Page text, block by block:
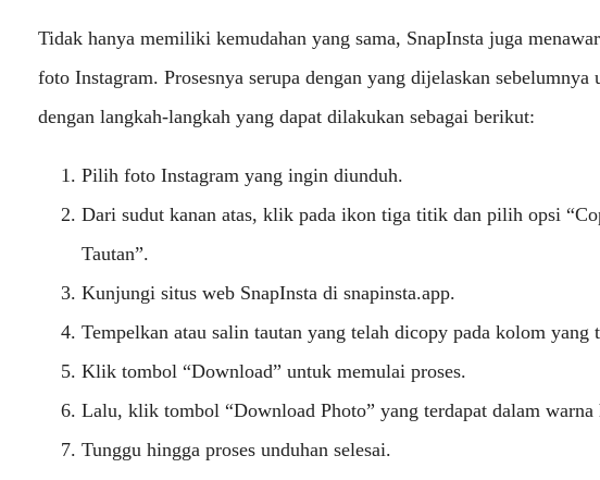
Tidak hanya memiliki kemudahan yang sama, SnapInsta juga
foto Instagram. Prosesnya serupa dengan yang dijelaskan
dengan langkah-langkah yang dapat dilakukan sebagai berikut:
Pilih foto Instagram yang ingin diunduh.
Dari sudut kanan atas, klik pada ikon tiga titik dan pilih opsi
Tautan”.
Kunjungi situs web SnapInsta di snapinsta.app.
Tempelkan atau salin tautan yang telah dicopy pada kolom yang
Klik tombol “Download” untuk memulai proses.
Lalu, klik tombol “Download Photo” yang terdapat dalam warna
Tunggu hingga proses unduhan selesai.